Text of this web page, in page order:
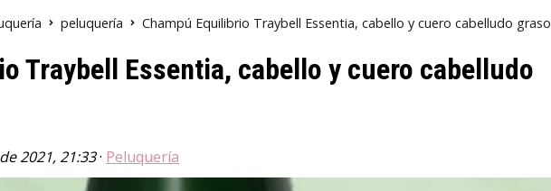
peluquería Champú Equilibrio Traybell Essentia, cabello y cuero cabelludo graso
Traybell Essentia, cabello y cuero cabelludo
2021, 21:33· Peluquería